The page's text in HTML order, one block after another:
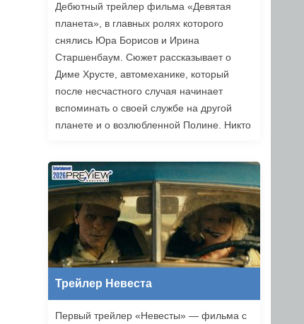
Дебютный трейлер фильма «Девятая
планета», в главных ролях которого
снялись Юра Борисов и Ирина
Старшенбаум. Сюжет рассказывает о
Диме Хрусте, автомеханике, который
после несчастного случая начинает
вспоминать о своей службе на другой
планете и о возлюбленной Полине. Никто
докопаться до истины. В фильме также
снялись Алексей Серебряков, Константин
Белошапка и Максим Емельянов.
Режиссером картины выступил Николай
Рыбников, известный по фильму
«Чекаго». Премьера «Девятой планеты»
запланирована на 24 сентября.
Трейлер Невеста
Первый трейлер «Невесты» — фильма с